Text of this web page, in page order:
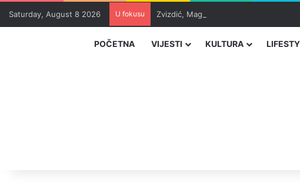
Saturday, August 8 2026 U fokusu Zvizdić, Magazinović i Kojović traže
POČETNA VIJESTI KULTURA